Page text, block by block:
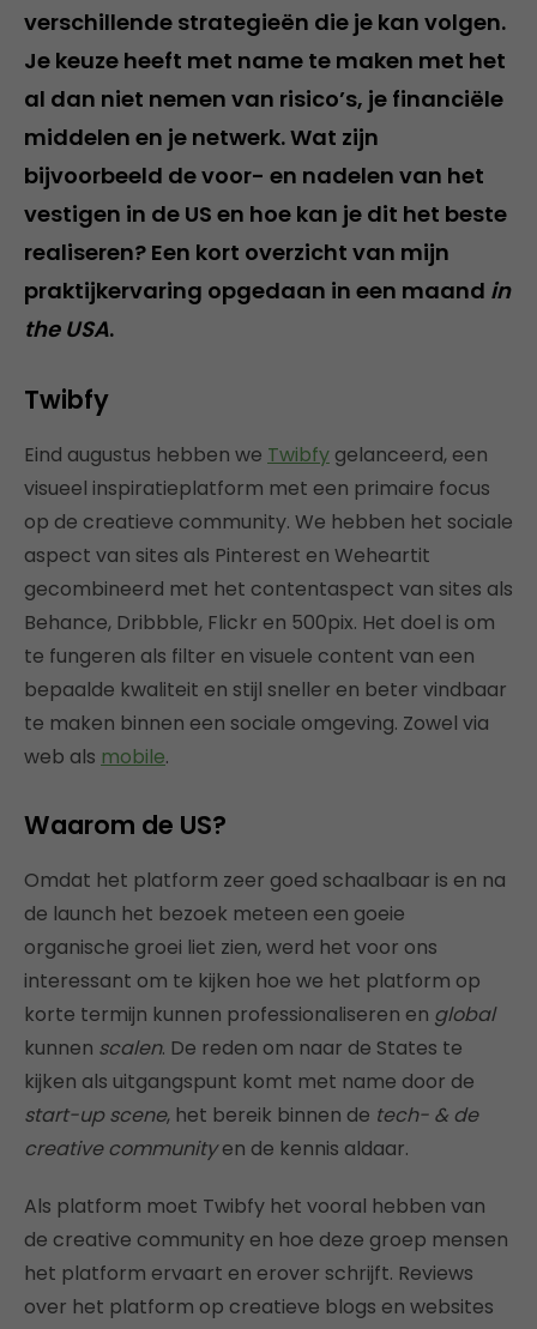
verschillende strategieën die je kan volgen.
Je keuze heeft met name te maken met het
al dan niet nemen van risico’s, je financiële
middelen en je netwerk. Wat zijn
bijvoorbeeld de voor- en nadelen van het
vestigen in de US en hoe kan je dit het beste
realiseren? Een kort overzicht van mijn
praktijkervaring opgedaan in een maand in
the USA.
Twibfy
Eind augustus hebben we Twibfy gelanceerd, een
visueel inspiratieplatform met een primaire focus
op de creatieve community. We hebben het sociale
aspect van sites als Pinterest en Weheartit
gecombineerd met het contentaspect van sites als
Behance, Dribbble, Flickr en 500pix. Het doel is om
te fungeren als filter en visuele content van een
bepaalde kwaliteit en stijl sneller en beter vindbaar
te maken binnen een sociale omgeving. Zowel via
web als mobile.
Waarom de US?
Omdat het platform zeer goed schaalbaar is en na
de launch het bezoek meteen een goeie
organische groei liet zien, werd het voor ons
interessant om te kijken hoe we het platform op
korte termijn kunnen professionaliseren en global
kunnen scalen. De reden om naar de States te
kijken als uitgangspunt komt met name door de
start-up scene, het bereik binnen de tech- & de
creative communityen de kennis aldaar.
Als platform moet Twibfy het vooral hebben van
de creative community en hoe deze groep mensen
het platform ervaart en erover schrijft. Reviews
over het platform op creatieve blogs en websites